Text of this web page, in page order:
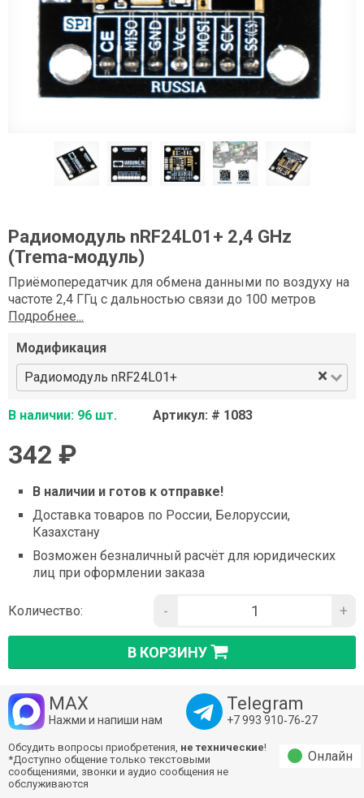
Радиомодуль nRF24L01+ 2,4 GHz
(Trema-модуль)
Приёмопередатчик для обмена данными по воздуху на
частоте 2,4 ГГц с дальностью связи до 100 метров
Подробнее...
Модификация
Радиомодуль nRF24L01+
×
В наличии: 96 шт. Артикул: # 1083
342 ₽
В наличии и готов к отправке!
Доставка товаров по России, Белоруссии,
Казахстану
Возможен безналичный расчёт для юридических
лиц при оформлении заказа
Количество: - +
В КОРЗИНУ
MAX
Нажми и напиши нам
Telegram
+7 993 910‑76‑27
Обсудить вопросы приобретения, не технические!
*Доступно общение только текстовыми
сообщениями, звонки и аудио сообщения не
обслуживаются
Онлайн